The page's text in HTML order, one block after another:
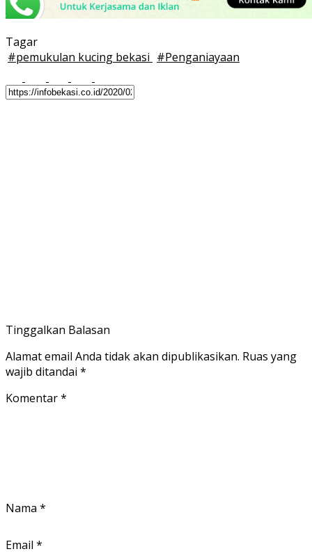
Tagar
#pemukulan kucing bekasi #Penganiayaan
Tinggalkan Balasan
Alamat email Anda tidak akan dipublikasikan. Ruas yang
wajib ditandai *
Komentar*
Nama *
Email *